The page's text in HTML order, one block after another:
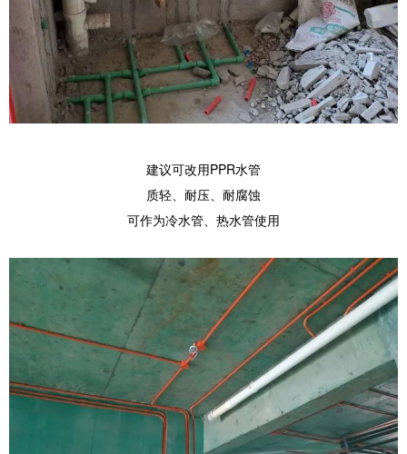
建议可改用PPR水管
质轻、耐压、耐腐蚀
可作为冷水管、热水管使用